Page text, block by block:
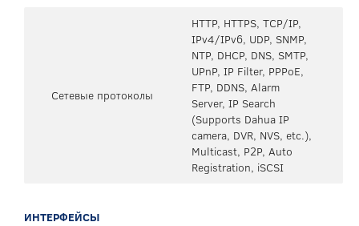
Сетевые протоколы
HTTP, HTTPS, TCP/IP,
IPv4/IPv6, UDP, SNMP,
NTP, DHCP, DNS, SMTP,
UPnP, IP Filter, PPPoE,
FTP, DDNS, Alarm
Server, IP Search
(Supports Dahua IP
camera, DVR, NVS, etc.),
Multicast, P2P, Auto
Registration, iSCSI
ИНТЕРФЕЙСЫ